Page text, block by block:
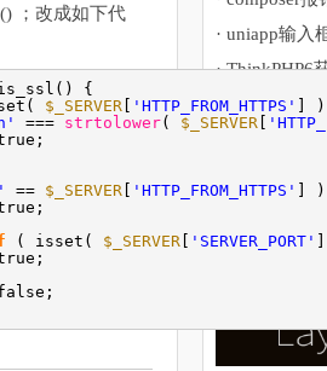
；改成如下代
{
$_SERVER 'HTTP_FROM_HTTPS'
]
=== strtolower( $_SERVER
== $_SERVER 'HTTP_FROM_HTTPS'
]
( isset( $_SERVER 'SERVER_PORT'
· uniapp输入
· ThinkPHP6